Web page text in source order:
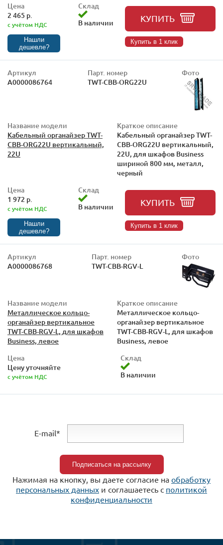
Цена
2 465 р.
с учётом НДС
Нашли
дешевле?
Склад
В наличии
КУПИТЬ
Купить в 1 клик
Артикул
А0000086764
Парт. номер
TWT-CBB-ORG22U
Фото
Название модели
Кабельный органайзер TWT-
CBB-ORG22U вертикальный,
22U
Краткое описание
Кабельный органайзер TWT-
CBB-ORG22U вертикальный,
22U, для шкафов Business
шириной 800 мм, металл,
черный
Цена
1 972 р.
с учётом НДС
Нашли
дешевле?
Склад
В наличии
КУПИТЬ
Купить в 1 клик
Артикул
А0000086768
Парт. номер
TWT-CBB-RGV-L
Фото
Название модели
Металлическое кольцо-
органайзер вертикальное
TWT-CBB-RGV-L, для шкафов
Business, левое
Краткое описание
Металлическое кольцо-
органайзер вертикальное
TWT-CBB-RGV-L, для шкафов
Business, левое
Цена
Цену уточняйте
с учётом НДС
Склад
В наличии
E-mail*
Нажимая на кнопку, вы даете согласие на обработку
персональных данных и соглашаетесь c политикой
конфиденциальности